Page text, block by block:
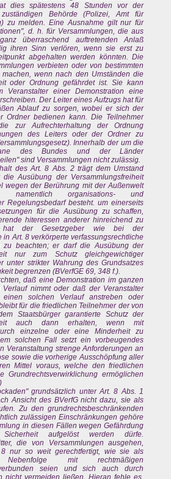
dies spätestens 48 Stunden vor der
Behörde (Polizei, Amt für
zu melden. Eine Ausnahme gilt nur für
d. h. für Versammlungen, die aus
überraschend auftretenden Anlaß
ihren Sinn verlören, wenn sie erst zu
abgehalten werden könnten. Die
verbieten oder von bestimmten
wenn nach den Umständen die
oder Ordnung gefährdet ist. Sie kann
Veranstalter einer Demonstration eine
Der Leiter eines Aufzugs hat für
Ablauf zu sorgen, wobei er sich der
Ordner bedienen kann. Die Teilnehmer
zur Aufrechterhaltung der Ordnung
des Leiters oder der Ordner zu
Innerhalb der um die
des Bundes und der Länder
sind Versammlungen nicht zulässig.
des Art. 8 Abs. 2 trägt dem Umstand
Ausübung der Versammlungsfreiheit
wegen der Berührung mit der Außenwelt
namentlich organisations- und
Regelungsbedarf besteht. um einerseits
für die Ausübung zu schaffen,
hiteressen anderer hinreichend zu
hat der Gesetzgeber wie bei der
in Art. 8 verkörperte verfassungsrechtliche
zu beachten; er darf die Ausübung der
nur zum Schutz gleichgewichtiger
unter strikter Wahrung des Grundsatzes
begrenzen (BVerfGE 69, 348 f.).
daß eine Demonstration im ganzen
nimmt oder daß der Veranstalter
solchen Verlauf anstreben oder
für die friedlichen Teilnehmer der von
Staatsbürger garantierte Schutz der
auch dann erhalten, wenn mit
einzelne oder eine Minderheit zu
solchen Fall setzt ein vorbeugendes
Veranstaltung strenge Anforderungen an
sowie die vorherige Ausschöpfung aller
Mittel voraus, welche den friedlichen
Grundrechtsverwirklichung ermöglichen
grundsätzlich unter Art. 8 Abs. 1
Ansicht des BVerfG nicht dazu, sie als
Zu den grundrechtsbeschränkenden
zulässigen Einschränkungen gehöre
in diesen Fällen wegen Gefährdung
aufgelöst werden dürfe.
die von Versammlungen ausgehen,
nur so weit gerechtfertigt, wie sie als
Nebenfolge mit rechtmäßigen
seien und sich auch durch